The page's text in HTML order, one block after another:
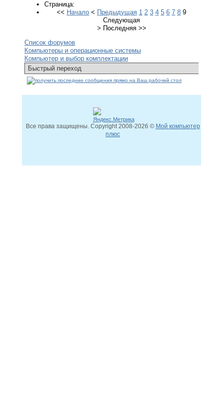
Страница:
<< Начало < Предыдущая 1 2 3 4 5 6 7 8 9
Следующая
> Последняя>>
Список форумов
Компьютеры и операционные системы
Компьютер и выбор комплектации
Все права защищены. Copyright2008-2026 © Мой компьютер
плюс